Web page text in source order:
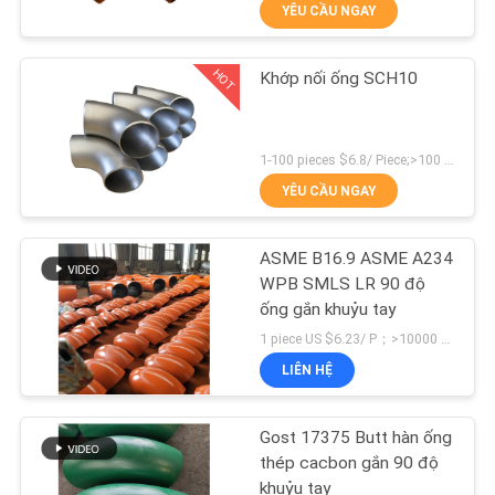
CHÚNG
THAM
NHÀ
MÁY
KIỂM
SOÁT
CHẤT
LƯỢNG
Tê nối ống
Ống nối uốn cong
32
YÊU CẦU NGAY
HOT Khớp nối ống SCH10
YÊU CẦU NGAY
ASME B16.9 ASME A234
WPB SMLS LR 90 độ
ống gắn khuỷu tay
1 piece US $6.23/ P；>10000 pieces US $1.02/ P MOQ:1 miếng
LIÊN HỆ
Gost 17375 Butt hàn ống
thép cacbon gắn 90 độ
khuỷu tay